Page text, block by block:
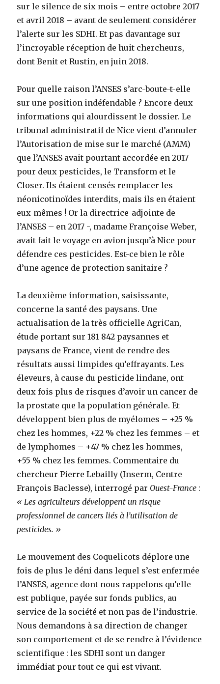
sur le silence de six mois – entre octobre 2017
et avril 2018 – avant de seulement considérer
l’alerte sur les SDHI. Et pas davantage sur
l’incroyable réception de huit chercheurs,
dont Benit et Rustin, en juin 2018.
Pour quelle raison l’ANSES s’arc-boute-t-elle
sur une position indéfendable ? Encore deux
informations qui alourdissent le dossier. Le
tribunal administratif de Nice vient d’annuler
l’Autorisation de mise sur le marché (AMM)
que l’ANSES avait pourtant accordée en 2017
pour deux pesticides, le Transform et le
Closer. Ils étaient censés remplacer les
néonicotinoïdes interdits, mais ils en étaient
eux-mêmes ! Or la directrice-adjointe de
l’ANSES – en 2017 -, madame Françoise Weber,
avait fait le voyage en avion jusqu’à Nice pour
défendre ces pesticides. Est-ce bien le rôle
d’une agence de protection sanitaire ?
La deuxième information, saisissante,
concerne la santé des paysans. Une
actualisation de la très officielle AgriCan,
étude portant sur 181 842 paysannes et
paysans de France, vient de rendre des
résultats aussi limpides qu’effrayants. Les
éleveurs, à cause du pesticide lindane, ont
deux fois plus de risques d’avoir un cancer de
la prostate que la population générale. Et
développent bien plus de myélomes – +25 %
chez les hommes, +22 % chez les femmes – et
de lymphomes – +47 % chez les hommes,
+55 % chez les femmes. Commentaire du
chercheur Pierre Lebailly (Inserm, Centre
François Baclesse), interrogé par Ouest-France :
« Les agriculteurs développent un risque
professionnel de cancers liés à l’utilisation de
pesticides. »
Le mouvement des Coquelicots déplore une
fois de plus le déni dans lequel s’est enfermée
l’ANSES, agence dont nous rappelons qu’elle
est publique, payée sur fonds publics, au
service de la société et non pas de l’industrie.
Nous demandons à sa direction de changer
son comportement et de se rendre à l’évidence
scientifique : les SDHI sont un danger
immédiat pour tout ce qui est vivant.